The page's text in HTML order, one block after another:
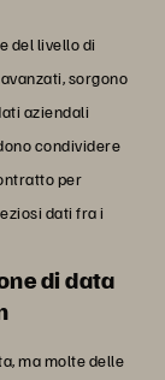
del livello di
sorgono
aziendali
condividere
per
dati fra i
di data
ma molte delle